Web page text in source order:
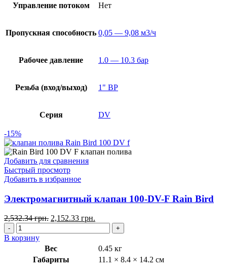
Управление потоком Нет
Пропускная способность 0,05 — 9,08 м3/ч
Рабочее давление 1.0 — 10.3 бар
Резьба (вход/выход) 1" ВР
Серия DV
-15%
Добавить для сравнения
Быстрый просмотр
Добавить в избранное
Электромагнитный клапан 100-DV-F Rain Bird
2,532.34грн. 2,152.33 грн.
В корзину
Вес
0.45 кг
Габариты
11.1 × 8.4 × 14.2 см